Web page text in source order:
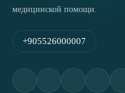
медицинской помощи.
+905526000007